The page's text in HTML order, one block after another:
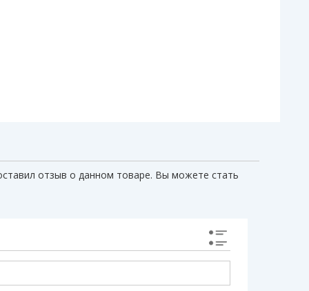
отзыв о данном товаре. Вы можете стать